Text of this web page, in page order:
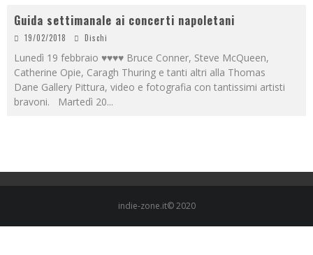
Guida settimanale ai concerti napoletani
19/02/2018 Dischi
Lunedì 19 febbraio ♥♥♥♥ Bruce Conner, Steve McQueen,
Catherine Opie, Caragh Thuring e tanti altri alla Thomas
Dane Gallery Pittura, video e fotografia con tantissimi artisti
bravoni. Martedì 20...
indie-zone.it© 2020